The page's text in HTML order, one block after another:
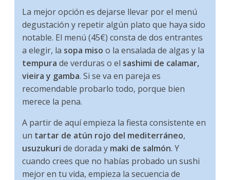
La mejor opción es dejarse llevar por el menú
degustación y repetir algún plato que haya sido
notable. El menú (45€) consta de dos entrantes
a elegir, la sopa miso o la ensalada de algas y la
tempura de verduras o el sashimi de calamar,
vieira y gamba. Si se va en pareja es
recomendable probarlo todo, porque bien
merece la pena.
A partir de aquí empieza la fiesta consistente en
un tartar de atún rojo del mediterráneo,
usuzukuri de dorada y maki de salmón. Y
cuando crees que no habías probado un sushi
mejor en tu vida, empieza la secuencia de